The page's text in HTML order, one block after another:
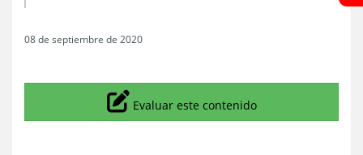
08 de septiembre de 2020
Icono
Evaluar este contenido